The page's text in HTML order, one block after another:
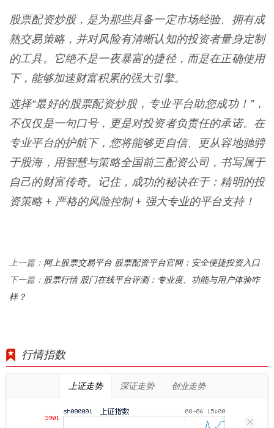
股票配资炒股，是为那些具备一定市场经验、拥有成
熟交易策略，并对风险有清晰认知的投资者量身定制
的工具。它绝不是一夜暴富的捷径，而是在正确使用
下，能够加速财富积累的强大引擎。
选择“最好的股票配资炒股，专业平台助您成功！”，
不仅仅是一句口号，更是对投资者负责任的承诺。在
专业平台的护航下，您将能够更自信、更从容地驰骋
于股海，用智慧与策略全国前三配资公司，书写属于
自己的财富传奇。记住，成功的秘诀在于：精明的投
资策略 + 严格的风险控制 + 强大专业的平台支持！
上一篇： 网上股票交易平台 股票配资平台官网：安全便捷投资入口
下一篇： 股票行情 股门在线平台评测：专业度、功能与用户体验咋
样？
行情指数
上证走势 深证走势 创业走势